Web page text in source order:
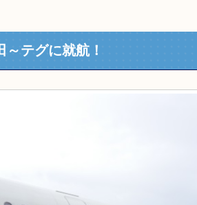
テグに就航！